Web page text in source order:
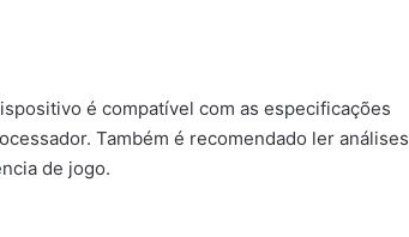
é compatível com as especificações
Também é recomendado ler análises
de jogo.